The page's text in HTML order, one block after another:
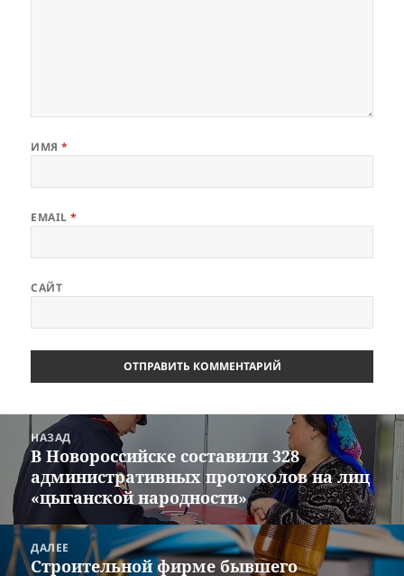
ИМЯ*
EMAIL*
САЙТ
Навигация
записям
НАЗАД
Предыдущая
запись:
В Новороссийске составили 328
административных протоколов на лиц
«цыганской народности»
ДАЛЕЕ
Следующая
Строительной фирме бывшего